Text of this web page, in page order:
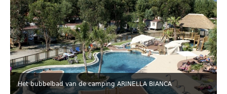
Het bubbelbad van de camping ARINELLA BIANCA